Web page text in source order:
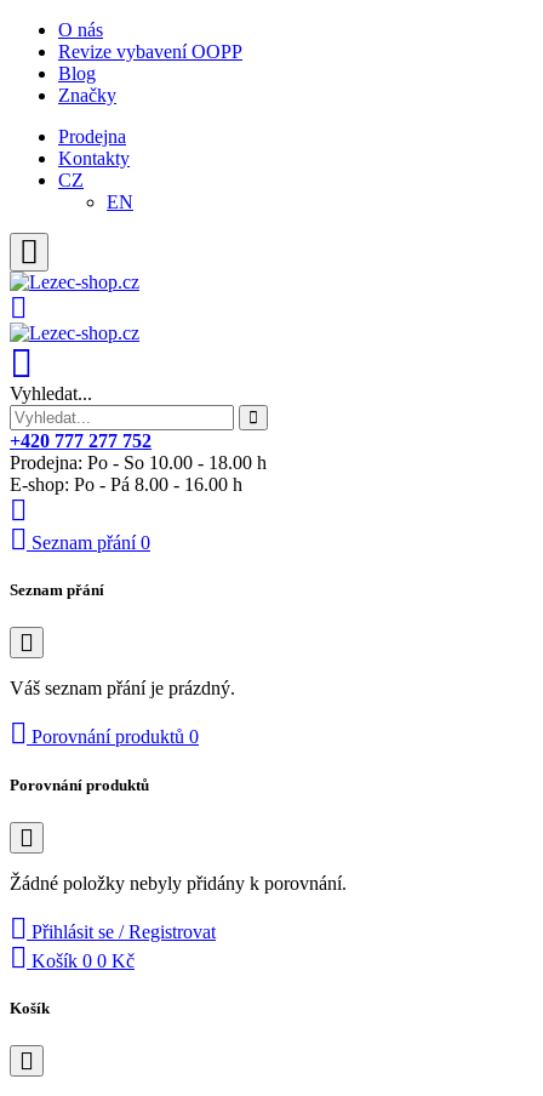
O nás
Revize vybavení OOPP
Blog
Značky
Prodejna
Kontakty
CZ
EN
Vyhledat...
+420 777 277 752
Prodejna: Po - So 10.00 - 18.00 h
E-shop: Po - Pá 8.00 - 16.00 h
Seznam přání 0
Seznam přání
Váš seznam přání je prázdný.
Porovnání produktů 0
Porovnání produktů
Žádné položky nebyly přidány k porovnání.
Přihlásit se / Registrovat
Košík 0 0 Kč
Košík